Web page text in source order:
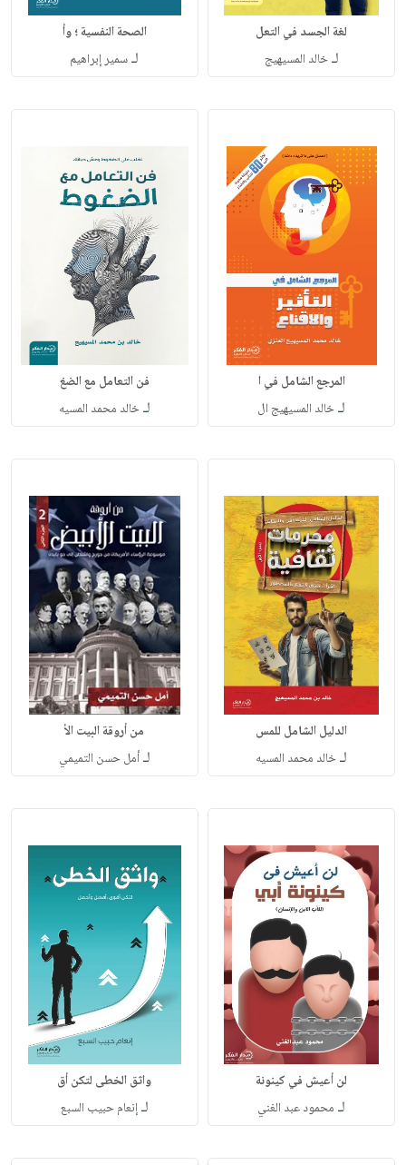
لغة الجسد في التعل
لـخالد المسيهيج
الصحة النفسية ؛ وأ
لـسمير إبراهيم
المرجع الشامل في ا
لـخالد المسيهيج ال
فن التعامل مع الضغ
لـخالد محمد المسيه
الدليل الشامل للمس
لـخالد محمد المسيه
من أروقة البيت الأ
لـأمل حسن التميمي
لن أعيش في كينونة
لـ محمود عبد الغني
واثق الخطى لتكن أق
لـإنعام حبيب السبع